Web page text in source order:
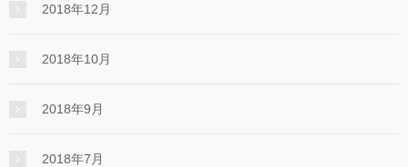
2018年12月
2018年10月
2018年9月
2018年7月